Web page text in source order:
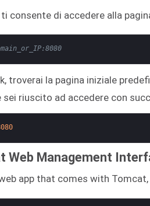
consente di accedere alla
troverai la pagina iniziale
sei riuscito ad accedere con
Web Management
app that comes with